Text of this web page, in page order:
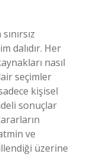
dalıdır. Her
nasıl
seçimler
kişisel
sonuçlar
ve
üzerine